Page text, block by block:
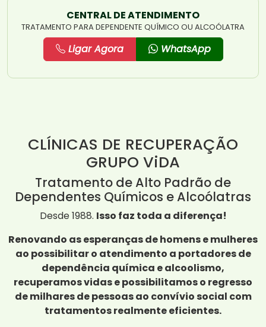
CENTRAL DE ATENDIMENTO
TRATAMENTO PARA DEPENDENTE QUÍMICO OU ALCOÓLATRA
Ligar Agora WhatsApp
CLÍNICAS DE RECUPERAÇÃO
GRUPO ViDA
Tratamento de Alto Padrão de
Dependentes Químicos e Alcoólatras
Desde 1988. Isso faz toda a diferença!
Renovando as esperanças de homens e mulheres
ao possibilitar o atendimento a portadores de
dependência química e alcoolismo,
recuperamos vidas e possibilitamos o regresso
de milhares de pessoas ao convívio social com
tratamentos realmente eficientes.